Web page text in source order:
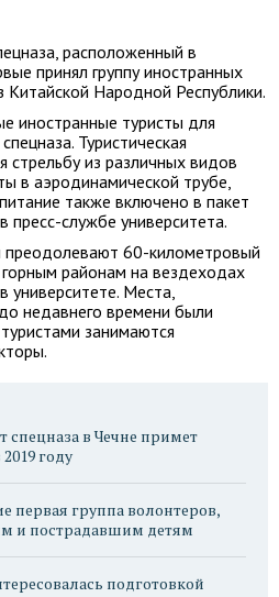
расположенный в
принял группу иностранных
Китайской Народной Республики.
иностранные туристы для
Туристическая
стрельбу из различных видов
в аэродинамической трубе,
также включено в пакет
пресс-службе университета.
преодолевают 60-километровый
районам на вездеходах
университете. Места,
недавнего времени были
занимаются
спецназа в Чечне примет
году
первая группа волонтеров,
и пострадавшим детям
подготовкой